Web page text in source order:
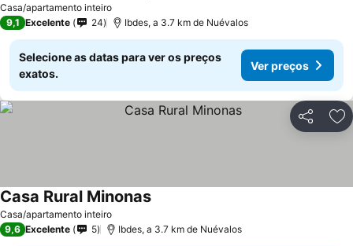
Casa/apartamento inteiro
9,1 Excelente 24 Ibdes, a 3.7 km de Nuévalos
Selecione as datas para ver os preços
exatos.
Ver preços
Partilhar
Casa/apartamento inteiro
Casa Rural MinonasVer preços
9,6 Excelente 5 Ibdes, a 3.7 km de Nuévalos